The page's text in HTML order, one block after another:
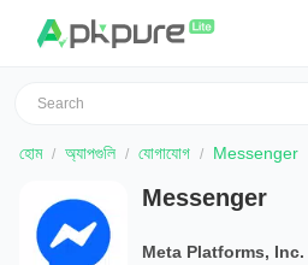
হোম অ্যাপগুলি যোগাযোগ Messenger
Messenger
Meta Platforms, Inc.